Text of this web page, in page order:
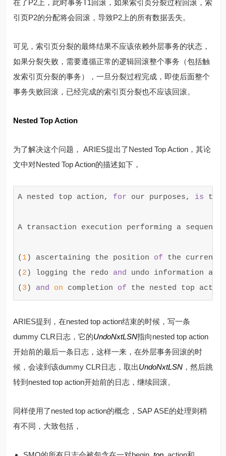
在了P2上，此时事务T1回滚，如果索引页分裂过程回滚，索
引页P2的分配将会回滚，导致P2上的所有数据丢失。
可见，索引页分裂的最终结果不应该依赖外层事务的状态，
如果分裂失败，需要遵循正常的逻辑回滚整个事务（包括触
发索引页分裂的事务），一旦分裂过程完成，即使后面整个
事务失败回滚，已经完成的索引页分裂也不应该回滚。
Nested Top Action
为了解决这个问题， ARIES提出了Nested Top Action，其论
文中对Nested Top Action的描述如下，
A nested top action, for our purposes, is
A transaction execution performing a sequence
( 1) ascertaining the position of the current
( 2 ) logging the redo and undo information
( 3 ) and on completion of the nested top
ARIES提到，在nested top action结束的时候，写一条
dummy CLR日志，它的UndoNxtLSN指向nested top action
开始前的最后一条日志，这样一来，在外层事务回滚的时
候，会读到该dummy CLR日志，取出UndoNxtLSN ，然后跳
转到nested top action开始前的日志，继续回滚。
同样使用了nested top action的概念，SAP ASE的处理则稍
有不同，大致包括，